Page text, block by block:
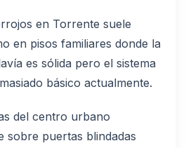
en Torrente suele
en pisos familiares donde la
es sólida pero el sistema
básico actualmente.
del centro urbano
sobre puertas blindadas